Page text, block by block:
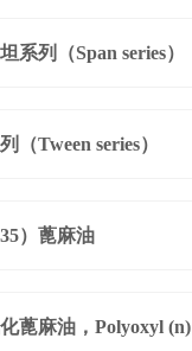
系列（Span series）
（Tween series）
）蓖麻油
蓖麻油，Polyoxyl (n)